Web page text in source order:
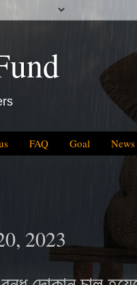
FAQ Goal News
2023